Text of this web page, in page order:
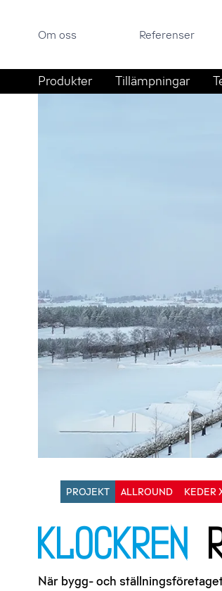
Om oss Referenser
Produkter
Tillämpningar
PROJEKT ALLROUND KEDER
Klockren
När bygg- och